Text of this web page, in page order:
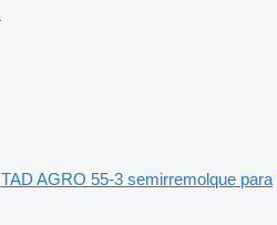
TAD AGRO 55-3 semirremolque para